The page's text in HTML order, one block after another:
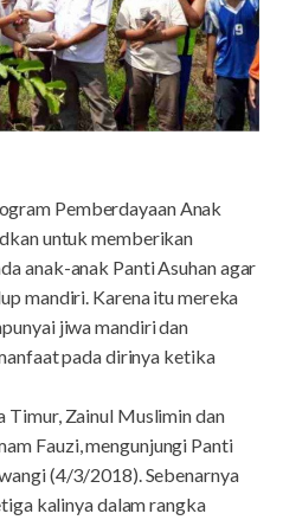
Pemberdayaan Anak
untuk memberikan
anak-anak Panti Asuhan agar
mandiri. Karena itu mereka
jiwa mandiri dan
pada dirinya ketika
Timur, Zainul Muslimin dan
Fauzi, mengunjungi Panti
(4/3/2018). Sebenarnya
kalinya dalam rangka